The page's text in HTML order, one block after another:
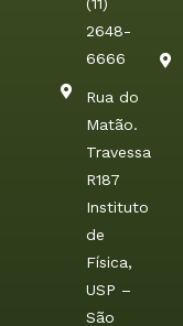
2648-
6666
Rua do
Matão.
Travessa
R187
Instituto
de
Física,
USP –
São